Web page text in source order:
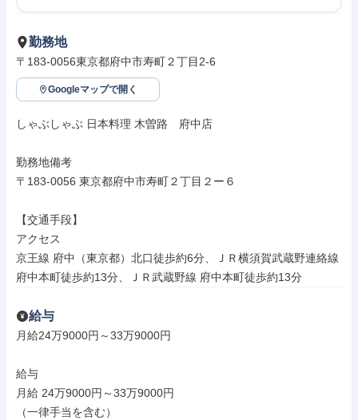
勤務地
〒183-0056東京都府中市寿町２丁目2-6
Googleマップで開く
しゃぶしゃぶ 日本料理 木曽路　府中店
勤務地備考
〒183-0056 東京都府中市寿町２丁目２ー６
【交通手段】
アクセス
京王線 府中（東京都）北口徒歩約6分、ＪＲ横須賀武蔵野連絡線
府中本町徒歩約13分、ＪＲ武蔵野線 府中本町徒歩約13分
給与
月給24万9000円～33万9000円
給与
月給 24万9000円～33万9000円
（一律手当を含む）